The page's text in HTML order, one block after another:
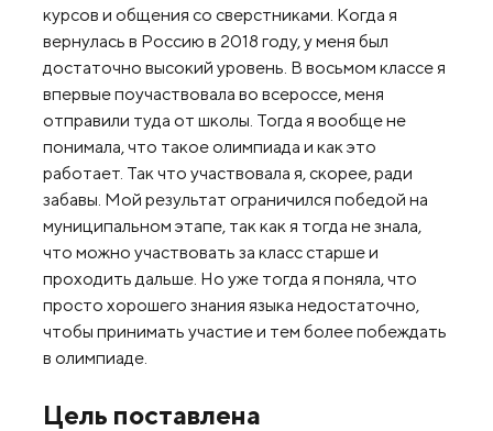
курсов и общения со сверстниками. Когда я
вернулась в Россию в 2018 году, у меня был
достаточно высокий уровень. В восьмом классе я
впервые поучаствовала во всероссе, меня
отправили туда от школы. Тогда я вообще не
понимала, что такое олимпиада и как это
работает. Так что участвовала я, скорее, ради
забавы. Мой результат ограничился победой на
муниципальном этапе, так как я тогда не знала,
что можно участвовать за класс старше и
проходить дальше. Но уже тогда я поняла, что
просто хорошего знания языка недостаточно,
чтобы принимать участие и тем более побеждать
в олимпиаде.
Цель поставлена